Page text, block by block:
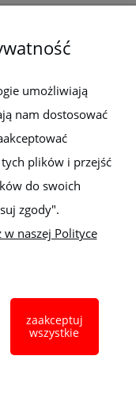
z nowościami i
191 214
umożliwiają
nam dostosować
plików i przejść
do swoich
zgody".
w naszej Polityce
zaakceptuj
wszystkie